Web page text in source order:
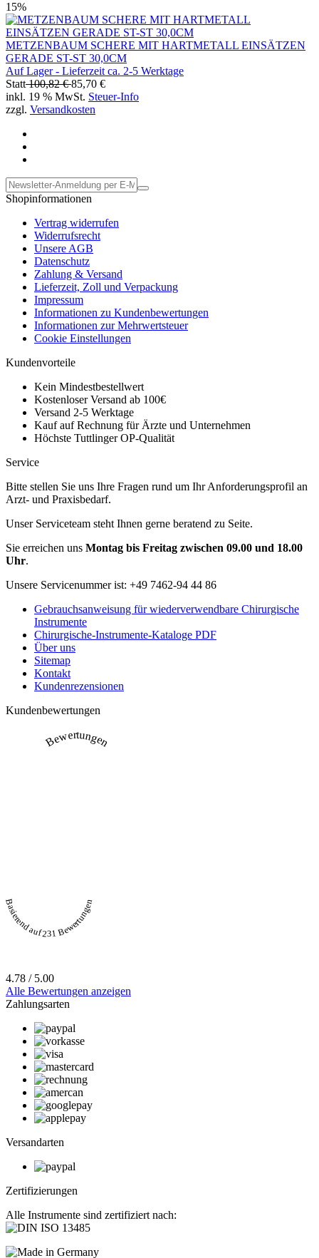
15%
METZENBAUM SCHERE MIT HARTMETALL EINSÄTZEN
GERADE ST-ST 30,0CM
Auf Lager - Lieferzeit ca. 2-5 Werktage
Statt100,82 €85,70 €
inkl. 19 % MwSt. Steuer-Info
zzgl. Versandkosten
Shopinformationen
Vertrag widerrufen
Widerrufsrecht
Unsere AGB
Datenschutz
Zahlung & Versand
Lieferzeit, Zoll und Verpackung
Impressum
Informationen zu Kundenbewertungen
Informationen zur Mehrwertsteuer
Cookie Einstellungen
Kundenvorteile
Kein Mindestbestellwert
Kostenloser Versand ab 100€
Versand 2-5 Werktage
Kauf auf Rechnung für Ärzte und Unternehmen
Höchste Tuttlinger OP-Qualität
Service
Bitte stellen Sie uns Ihre Fragen rund um Ihr Anforderungsprofil an
Arzt- und Praxisbedarf.
Unser Serviceteam steht Ihnen gerne beratend zu Seite.
Sie erreichen uns Montag bis Freitag zwischen 09.00 und 18.00
Uhr.
Unsere Servicenummer ist: +49 7462-94 44 86
Gebrauchsanweisung für wiederverwendbare Chirurgische
Instrumente
Chirurgische-Instrumente-Kataloge PDF
Über uns
Sitemap
Kontakt
Kundenrezensionen
Kundenbewertungen
Bewertungen
Basierend auf 231 Bewertungen
4.78 / 5.00
Alle Bewertungen anzeigen
Zahlungsarten
Versandarten
Zertifizierungen
Alle Instrumente sind zertifiziert nach: